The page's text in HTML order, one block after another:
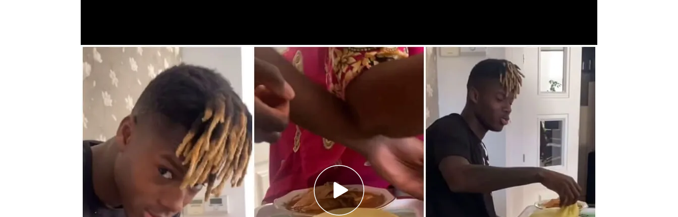
Álvaro Djaló y Adama Boiro se suman al Fufu, la comida ghanesa
de Nico Williams
El Fufu ghanés es el arma secreta de los hermanos Williams.
Asís Martín
13 FEB 2025 - 15:45h.
Iñaki y Nico Williams son los grandes valedores del Fufu
Nico ha disfrutado de la comida típica ghanesa con Adama y con Djaló
El hincha del Athletic de raíces guipuzcoanas que amenaza a la Real